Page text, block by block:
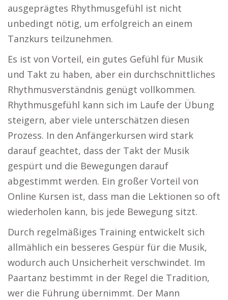
ausgeprägtes Rhythmusgefühl ist nicht
unbedingt nötig, um erfolgreich an einem
Tanzkurs teilzunehmen.
Es ist von Vorteil, ein gutes Gefühl für Musik
und Takt zu haben, aber ein durchschnittliches
Rhythmusverständnis genügt vollkommen.
Rhythmusgefühl kann sich im Laufe der Übung
steigern, aber viele unterschätzen diesen
Prozess. In den Anfängerkursen wird stark
darauf geachtet, dass der Takt der Musik
gespürt und die Bewegungen darauf
abgestimmt werden. Ein großer Vorteil von
Online Kursen ist, dass man die Lektionen so oft
wiederholen kann, bis jede Bewegung sitzt.
Durch regelmäßiges Training entwickelt sich
allmählich ein besseres Gespür für die Musik,
wodurch auch Unsicherheit verschwindet. Im
Paartanz bestimmt in der Regel die Tradition,
wer die Führung übernimmt. Der Mann